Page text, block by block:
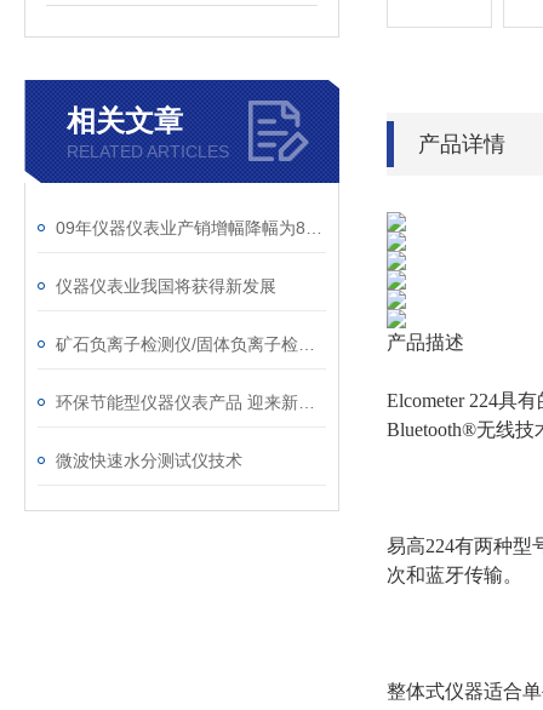
相关文章
RELATED ARTICLES
仪器仪表业我国将获得新发展
微波快速水分测试仪技术
产品详情
产品描述
Elcometer 224具
Bluetooth®无线技
易高224有两种型
次和蓝牙传输。
整体式仪器适合